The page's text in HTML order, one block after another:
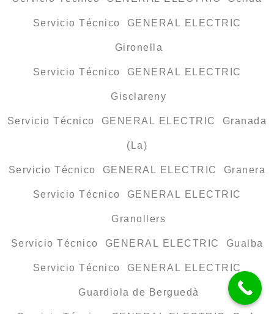
Servicio Técnico GENERAL ELECTRIC
Gironella
Servicio Técnico GENERAL ELECTRIC
Gisclareny
Servicio Técnico GENERAL ELECTRIC Granada
(La)
Servicio Técnico GENERAL ELECTRIC Granera
Servicio Técnico GENERAL ELECTRIC
Granollers
Servicio Técnico GENERAL ELECTRIC Gualba
Servicio Técnico GENERAL ELECTRIC
Guardiola de Berguedà